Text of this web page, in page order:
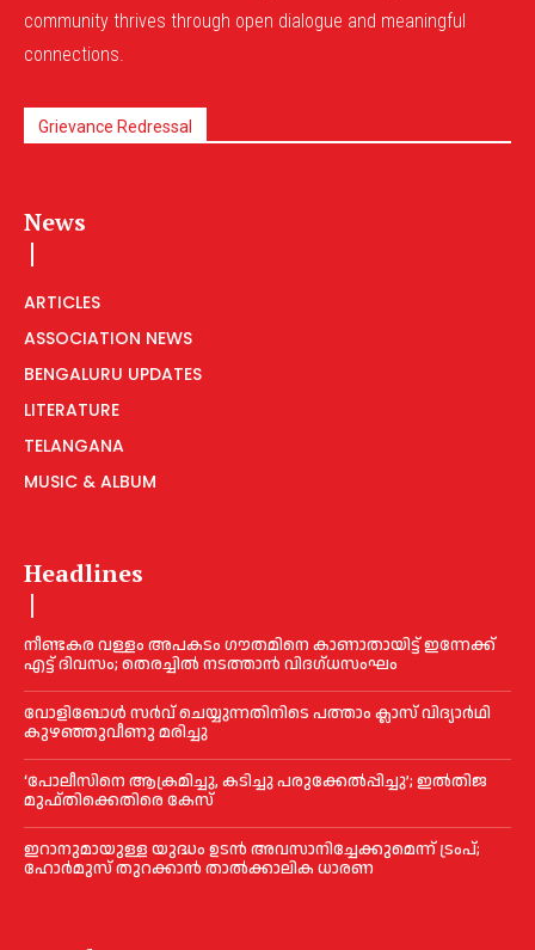
community thrives through open dialogue and meaningful
connections.
Grievance Redressal
News
ARTICLES
ASSOCIATION NEWS
BENGALURU UPDATES
LITERATURE
TELANGANA
MUSIC & ALBUM
Headlines
നീണ്ടകര വള്ളം അപകടം ഗൗതമിനെ കാണാതായിട്ട് ഇന്നേക്ക്
എട്ട് ദിവസം; തെരച്ചില്‍ നടത്താൻ വിദഗ്ധസംഘം
വോളിബോൾ സർവ് ചെയ്യുന്നതിനിടെ പത്താം ക്ലാസ് വിദ്യാർഥി
കുഴഞ്ഞുവീണു മരിച്ചു
‘പോലീസിനെ ആക്രമിച്ചു, കടിച്ചു പരുക്കേല്‍പ്പിച്ചു’; ഇല്‍തിജ
മുഫ്തിക്കെതിരെ കേസ്
ഇറാനുമായുള്ള യുദ്ധം ഉടൻ അവസാനിച്ചേക്കുമെന്ന് ട്രംപ്;
ഹോർമുസ് തുറക്കാൻ താൽക്കാലിക ധാരണ